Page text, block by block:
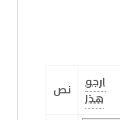
ارجو
هذا
نص